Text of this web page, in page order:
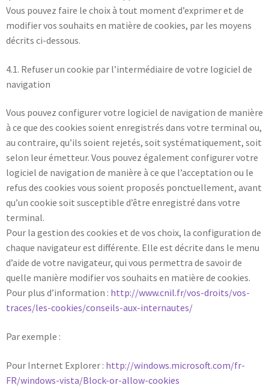
Vous pouvez faire le choix à tout moment d’exprimer et de
modifier vos souhaits en matière de cookies, par les moyens
décrits ci-dessous.
4.1. Refuser un cookie par l’intermédiaire de votre logiciel de
navigation
Vous pouvez configurer votre logiciel de navigation de manière
à ce que des cookies soient enregistrés dans votre terminal ou,
au contraire, qu’ils soient rejetés, soit systématiquement, soit
selon leur émetteur. Vous pouvez également configurer votre
logiciel de navigation de manière à ce que l’acceptation ou le
refus des cookies vous soient proposés ponctuellement, avant
qu’un cookie soit susceptible d’être enregistré dans votre
terminal.
Pour la gestion des cookies et de vos choix, la configuration de
chaque navigateur est différente. Elle est décrite dans le menu
d’aide de votre navigateur, qui vous permettra de savoir de
quelle manière modifier vos souhaits en matière de cookies.
Pour plus d’information : http://www.cnil.fr/vos-droits/vos-
traces/les-cookies/conseils-aux-internautes/
Par exemple :
Pour Internet Explorer : http://windows.microsoft.com/fr-
FR/windows-vista/Block-or-allow-cookies